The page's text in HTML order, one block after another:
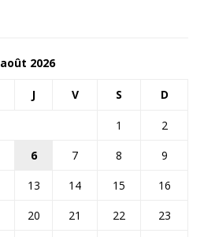
août 2026
J V S D
1
2
6 7 8
9
13 14 15
16
20 21 22
23